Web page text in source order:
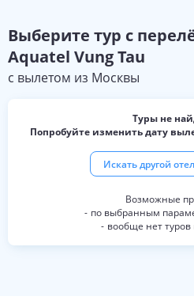
Выберите тур с
Aquatel Vung Tau
с вылетом из Москвы
Туры не
Попробуйте изменить дату
Искать другой
по выбранным
вообще нет туров